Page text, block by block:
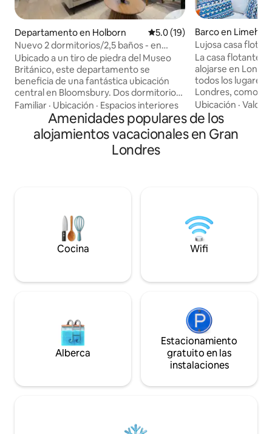
Departamento en Holborn Calificación promedio: 5.0 de
5.0 (19)
Nuevo 2 dormitorios/2,5 baños - en
Bloomsbury/Covent Gdn
Ubicado a un tiro de piedra del Museo
Británico, este departamento se
beneficia de una fantástica ubicación
central en Bloomsbury. Dos dormitorios
grandes, ambos con baño privado más
un baño separado. La sala de estar, el
comedor y la cocina de planta abierta
hacen de este un espacio para disfrutar
con tus compañeros huéspedes.
cuenta que aún tendrás que subir las
escaleras desde el ascensor hasta el
apartamento).
Familiar · Ubicación · Espacios interiores
Barco en
Lujosa casa
La casa flotante
alojarse en
todos los lugares
Londres, como el
Torre de Londres
El barco está
puerto deportivo,
hay un
radiadores en
esta una opción
año.
Ubicación ·Valor
Amenidades populares de los
alojamientos vacacionales en Gran
Londres
Cocina Wifi
Alberca
Estacionamiento
gratuito en las
instalaciones